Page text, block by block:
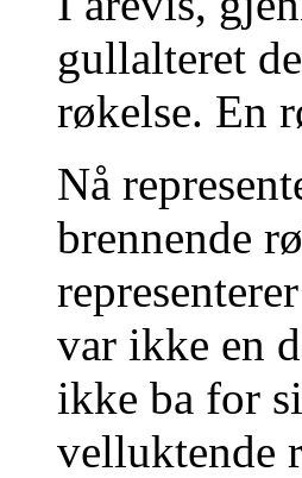
gullalteret
røkelse. En
Nå
brennende
var ikke en
ikke ba for
velluktende